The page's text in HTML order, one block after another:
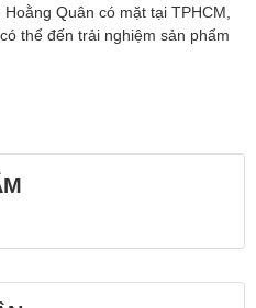
Quân có mặt tại TPHCM,
thể đến trải nghiệm sản phẩm